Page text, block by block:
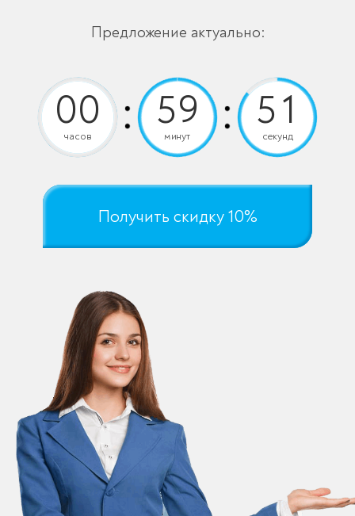
Предложение актуально:
часов минут секунд
Получить скидку 10%